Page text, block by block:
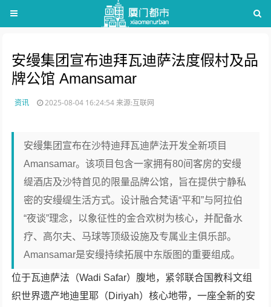
安缦集团宣布迪拜瓦迪萨法度假村及品
牌公馆 Amansamar
资讯 2025-08-04 16:24:54来源:互联网
安缦集团宣布在沙特迪拜瓦迪萨法开发全新项目
Amansamar。该项目包含一家拥有80间客房的安缦
缇酒店及沙特首见的限量品牌公馆，旨在提供宁静私
密的安缦缇生活方式。设计融合梵语“平和”与阿拉伯
“夜谈”理念，以象征性的金合欢树为核心，并配备水
疗、高尔夫、马球等顶级设施及专属业主俱乐部。
Amansamar是安缦持续拓展中东版图的重要组成。
位于瓦迪萨法（Wadi Safar）腹地，紧邻联合国教科文组
织世界遗产地迪里耶（Diriyah）核心地带，一座全新的安